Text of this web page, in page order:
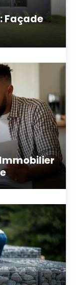
Façade